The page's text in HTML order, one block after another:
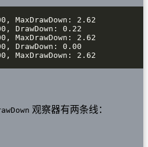
观察器有两条线：